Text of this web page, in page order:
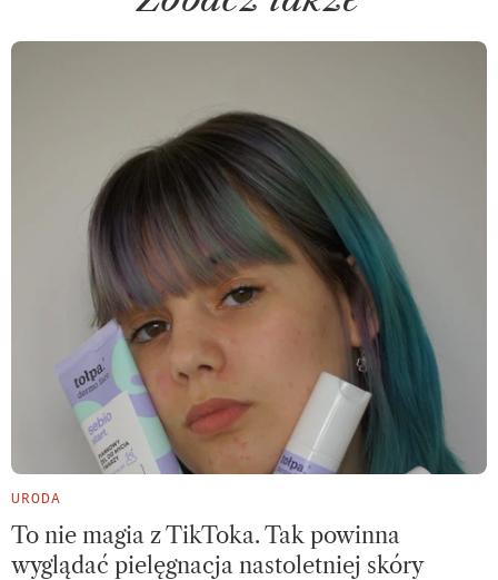
URODA
To nie magia z TikToka. Tak powinna
wyglądać pielęgnacja nastoletniej skóry